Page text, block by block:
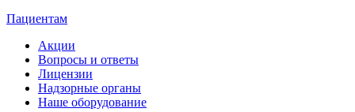
Пациентам
Акции
Вопросы и ответы
Лицензии
Надзорные органы
Наше оборудование